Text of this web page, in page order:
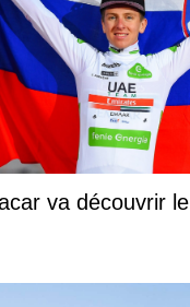
va découvrir